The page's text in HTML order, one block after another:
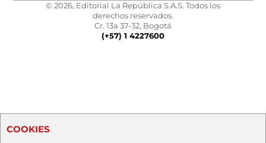
© 2026, Editorial La República S.A.S. Todos los
derechos reservados.
Cr. 13a 37-32, Bogotá
(+57) 1 4227600
COOKIES